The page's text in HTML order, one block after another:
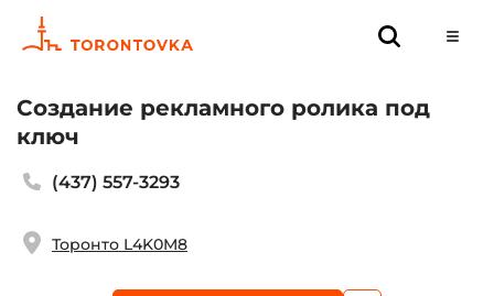
Создание рекламного ролика под
ключ
(437) 557-3293
Торонто L4K0M8